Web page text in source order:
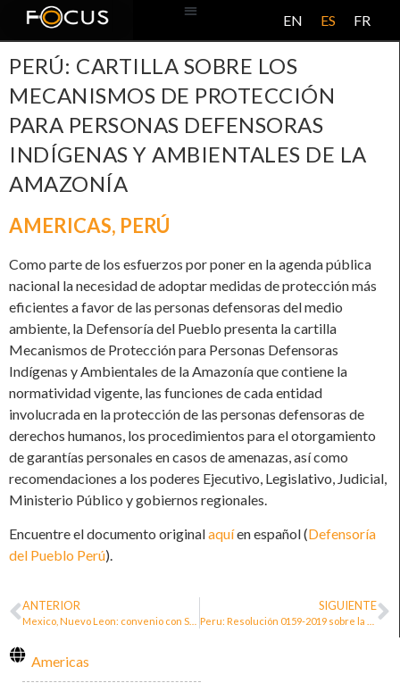
EN ES FR
PERÚ: CARTILLA SOBRE LOS
MECANISMOS DE PROTECCIÓN
PARA PERSONAS DEFENSORAS
INDÍGENAS Y AMBIENTALES DE LA
AMAZONÍA
AMERICAS, PERÚ
Como parte de los esfuerzos por poner en la agenda pública
nacional la necesidad de adoptar medidas de protección más
eficientes a favor de las personas defensoras del medio
ambiente, la Defensoría del Pueblo presenta la cartilla
Mecanismos de Protección para Personas Defensoras
Indígenas y Ambientales de la Amazonía que contiene la
normatividad vigente, las funciones de cada entidad
involucrada en la protección de las personas defensoras de
derechos humanos, los procedimientos para el otorgamiento
de garantías personales en casos de amenazas, así como
recomendaciones a los poderes Ejecutivo, Legislativo, Judicial,
Ministerio Público y gobiernos regionales.
Encuentre el documento originalaquíen español (Defensoría
del Pueblo Perú).
ANTERIOR SIGUIENTE
Americas